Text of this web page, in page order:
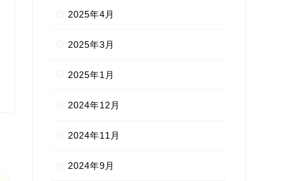
2025年4月
2025年3月
2025年1月
2024年12月
2024年11月
2024年9月